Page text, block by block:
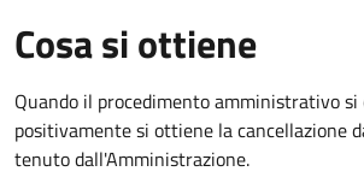
Cosa si ottiene
Quando il procedimento amministrativo si
positivamente si ottiene la cancellazione
tenuto dall'Amministrazione.